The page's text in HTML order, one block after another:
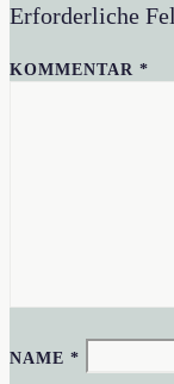
Erforderliche
KOMMENTAR*
NAME*